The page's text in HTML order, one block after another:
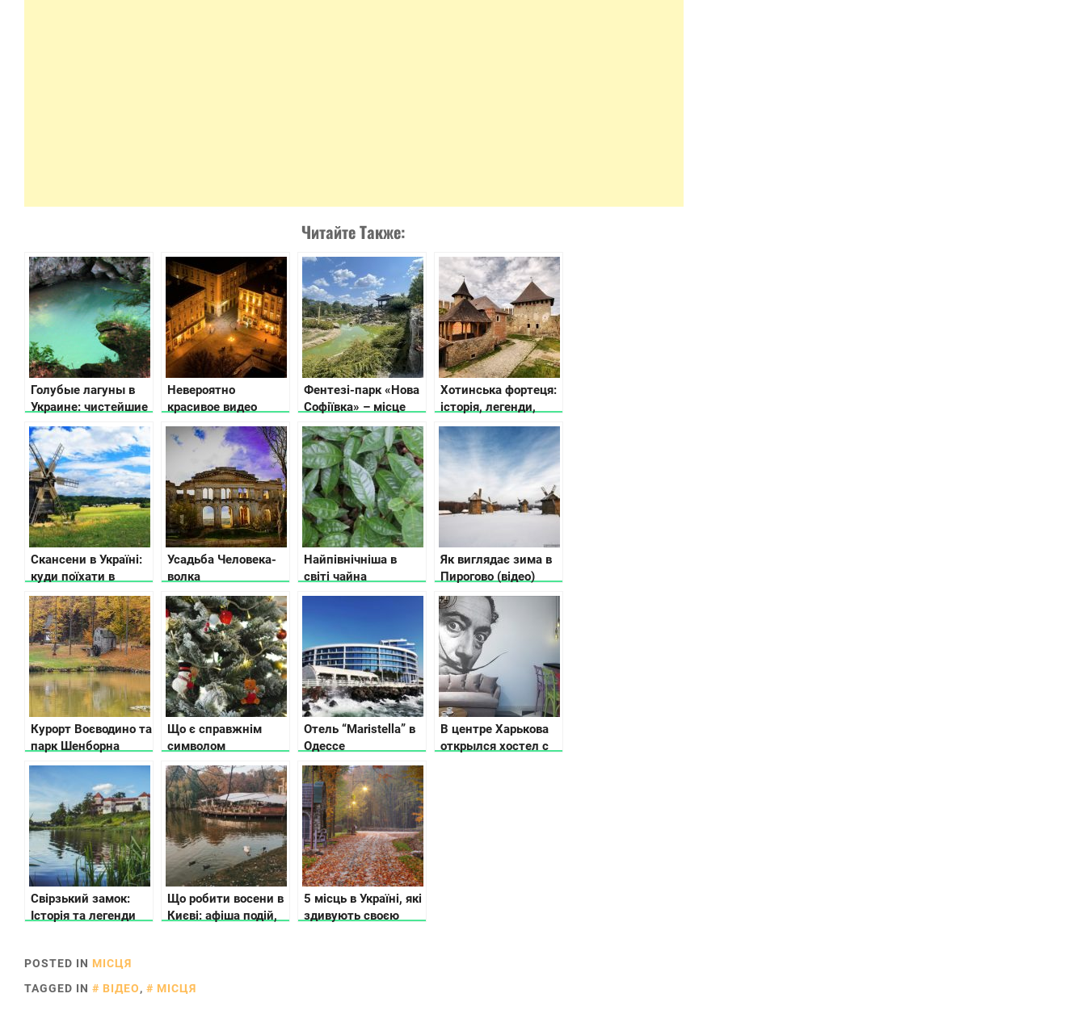
Читайте Также:
Голубые лагуны в
Украине: чистейшие
озера и карьеры для
купания
Невероятно
красивое видео
Львова
Фентезі-парк «Нова
Софіївка» – місце
краси та гармонії
Хотинська фортеця:
історія, легенди,
факти
Скансени в Україні:
куди поїхати в
музей просто неба
Усадьба Человека-
волка
Найпівнічніша в
світі чайна
плантація
Як виглядає зима в
Пирогово (відео)
Курорт Воєводино та
парк Шенборна
показали з висоти
пташиного польоту
(відео)
Що є справжнім
символом
новорічно-різдвяних
свят в Україні: дідух
чи ялинка?
Отель “Maristella” в
Одессе
В центре Харькова
открылся хостел с
Свірзький замок:
Історія та легенди
Що робити восени в
Києві: афіша подій,
5 місць в Україні, які
здивують своєю
POSTED IN МІСЦЯ
TAGGED IN
ВІДЕО, МІСЦЯ